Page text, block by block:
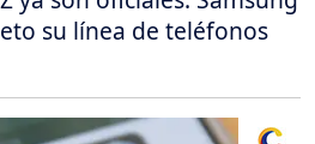
su línea de teléfonos